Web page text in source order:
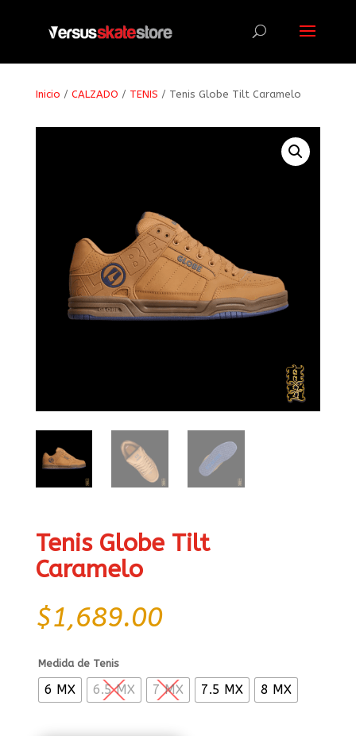
Inicio / CALZADO / TENIS / Tenis Globe Tilt Caramelo
Tenis Globe Tilt
Caramelo
$1,689.00
Medida de Tenis
6 MX 6.5 MX 7 MX 7.5 MX 8 MX